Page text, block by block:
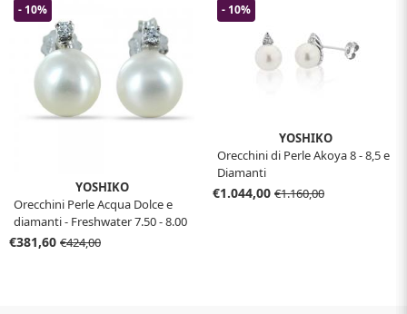
- 10%
YOSHIKO
Orecchini Perle Acqua Dolce e
diamanti - Freshwater 7.50 - 8.00
mm
€381,60 €424,00
- 10%
YOSHIKO
Orecchini di Perle Akoya 8 - 8,5 e
Diamanti
€1.044,00 €1.160,00